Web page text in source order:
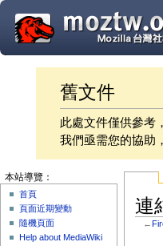
舊文件
此處文件僅供參考
我們亟需您的協助
連
←
本站導覽：
首頁
頁面近期變動
隨機頁面
Help about MediaWiki